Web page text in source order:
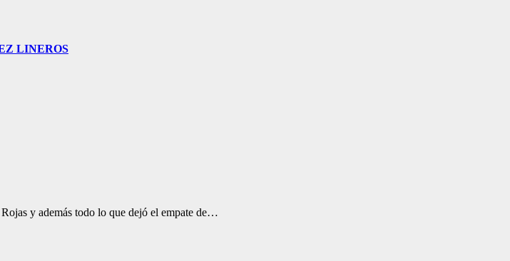
LINEROS
y además todo lo que dejó el empate de…